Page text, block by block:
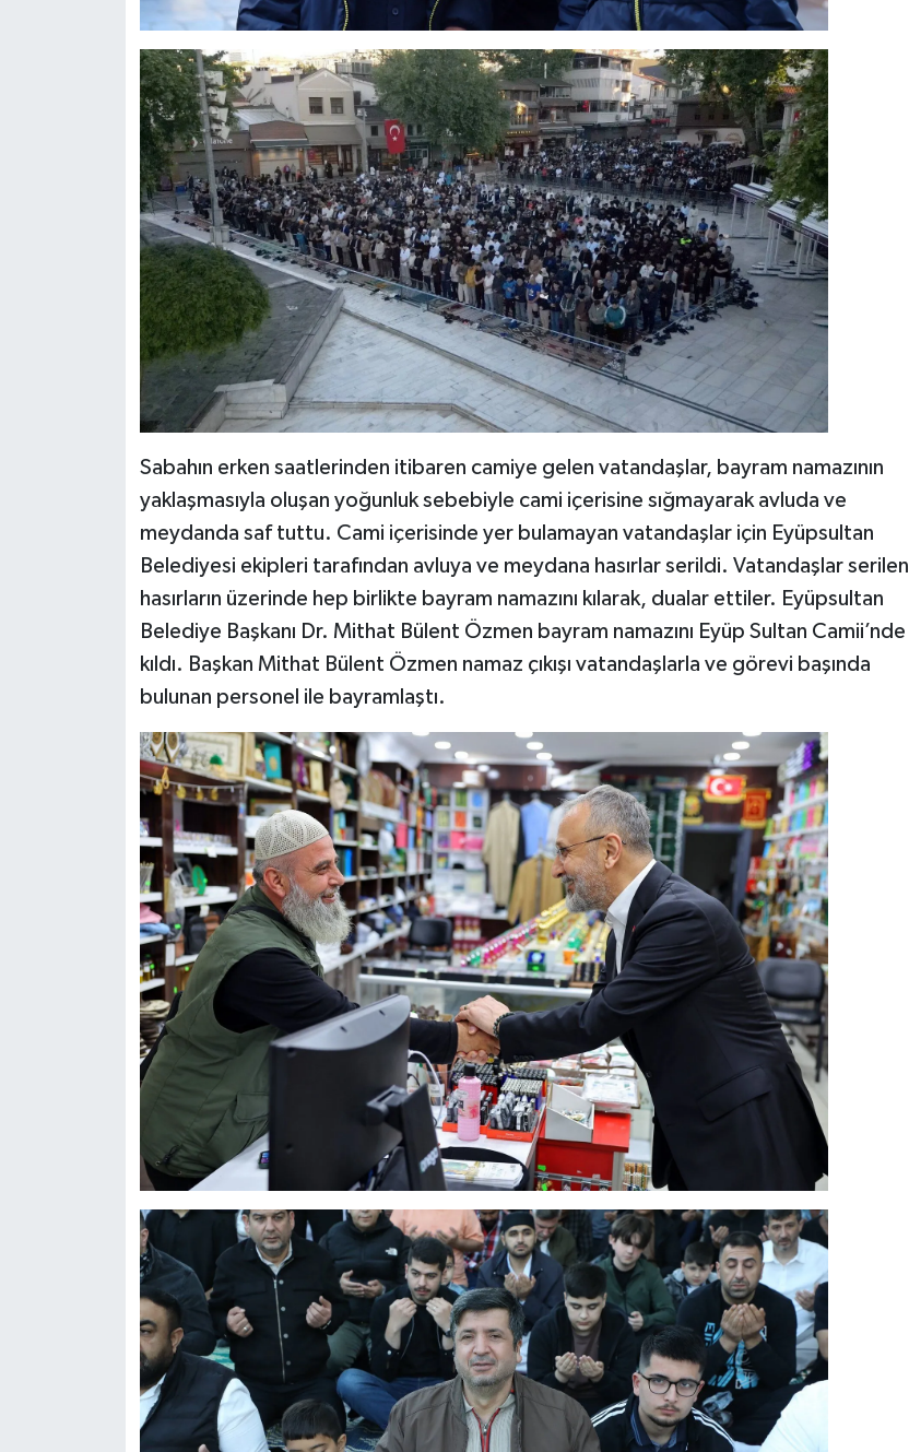
Sabahın erken saatlerinden itibaren camiye gelen vatandaşlar, bayram namazının
yaklaşmasıyla oluşan yoğunluk sebebiyle cami içerisine sığmayarak avluda ve
meydanda saf tuttu. Cami içerisinde yer bulamayan vatandaşlar için Eyüpsultan
Belediyesi ekipleri tarafından avluya ve meydana hasırlar serildi. Vatandaşlar serilen
hasırların üzerinde hep birlikte bayram namazını kılarak, dualar ettiler. Eyüpsultan
Belediye Başkanı Dr. Mithat Bülent Özmen bayram namazını Eyüp Sultan Camii’nde
kıldı. Başkan Mithat Bülent Özmen namaz çıkışı vatandaşlarla ve görevi başında
bulunan personel ile bayramlaştı.